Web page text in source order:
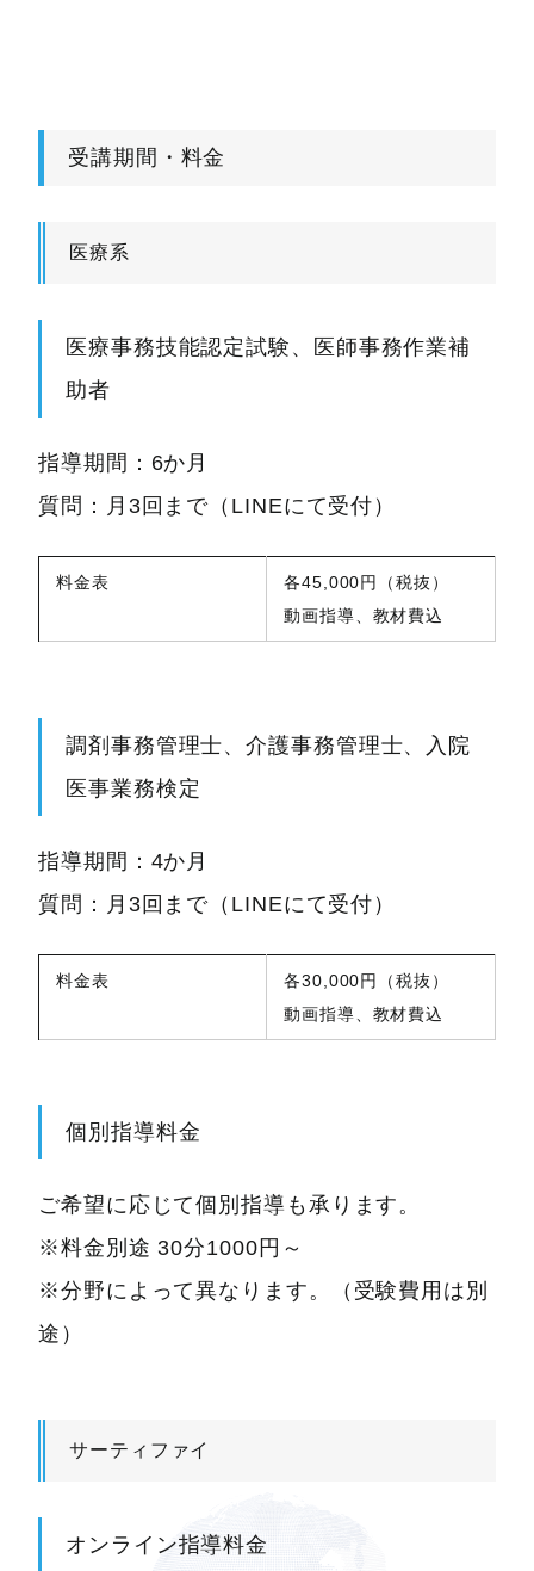
受講期間・料金
医療系
医療事務技能認定試験、医師事務作業補
助者
指導期間：6か月
質問：月3回まで（LINEにて受付）
料金表
各45,000円（税抜）
動画指導、教材費込
調剤事務管理士、介護事務管理士、入院
医事業務検定
指導期間：4か月
質問：月3回まで（LINEにて受付）
料金表
各30,000円（税抜）
動画指導、教材費込
個別指導料金
ご希望に応じて個別指導も承ります。
※料金別途 30分1000円～
※分野によって異なります。（受験費用は別
途）
サーティファイ
オンライン指導料金